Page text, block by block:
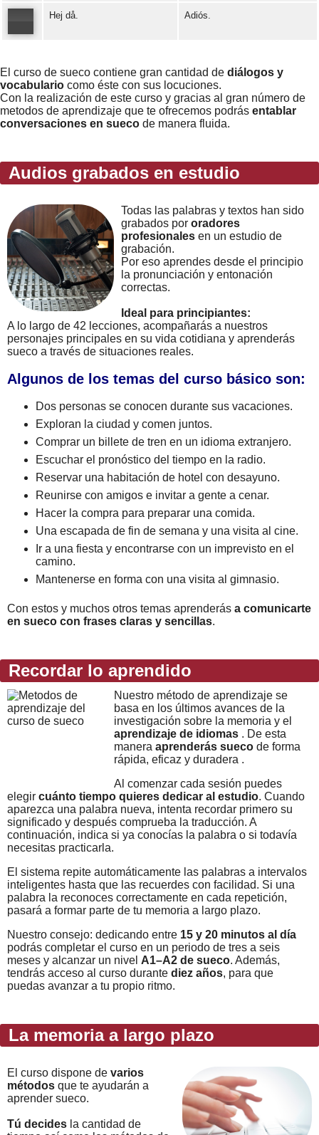
Hej då. Adiós.
El curso de sueco contiene gran cantidad de diálogos y
vocabulario como éste con sus locuciones.
Con la realización de este curso y gracias al gran número de
metodos de aprendizaje que te ofrecemos podrás entablar
conversaciones en sueco de manera fluida.
Audios grabados en estudio
Todas las palabras y textos han sido
grabados por oradores
profesionales en un estudio de
grabación.
Por eso aprendes desde el principio
la pronunciación y entonación
correctas.
Ideal para principiantes:
A lo largo de 42 lecciones, acompañarás a nuestros
personajes principales en su vida cotidiana y aprenderás
sueco a través de situaciones reales.
Algunos de los temas del curso básico son:
Dos personas se conocen durante sus vacaciones.
Exploran la ciudad y comen juntos.
Comprar un billete de tren en un idioma extranjero.
Escuchar el pronóstico del tiempo en la radio.
Reservar una habitación de hotel con desayuno.
Reunirse con amigos e invitar a gente a cenar.
Hacer la compra para preparar una comida.
Una escapada de fin de semana y una visita al cine.
Ir a una fiesta y encontrarse con un imprevisto en el
camino.
Mantenerse en forma con una visita al gimnasio.
Con estos y muchos otros temas aprenderás a comunicarte
en sueco con frases claras y sencillas.
Recordar lo aprendido
Nuestro método de aprendizaje se
basa en los últimos avances de la
investigación sobre la memoria y el
aprendizaje de idiomas . De esta
manera aprenderás sueco de forma
rápida, eficaz y duradera .
Al comenzar cada sesión puedes
elegir cuánto tiempo quieres dedicar al estudio. Cuando
aparezca una palabra nueva, intenta recordar primero su
significado y después comprueba la traducción. A
continuación, indica si ya conocías la palabra o si todavía
necesitas practicarla.
El sistema repite automáticamente las palabras a intervalos
inteligentes hasta que las recuerdes con facilidad. Si una
palabra la reconoces correctamente en cada repetición,
pasará a formar parte de tu memoria a largo plazo.
Nuestro consejo: dedicando entre 15 y 20 minutos al día
podrás completar el curso en un periodo de tres a seis
meses y alcanzar un nivel A1–A2 de sueco. Además,
tendrás acceso al curso durante diez años, para que
puedas avanzar a tu propio ritmo.
La memoria a largo plazo
El curso dispone de varios
métodos que te ayudarán a
aprender sueco.
Tú decides la cantidad de